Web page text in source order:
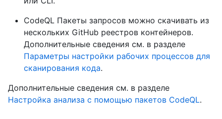
CodeQL Пакеты запросов можно скачивать из
нескольких GitHub реестров контейнеров.
Дополнительные сведения см. в разделе
Параметры настройки рабочих процессов для
сканирования кода.
Дополнительные сведения см. в разделе
Настройка анализа с помощью пакетов CodeQL.